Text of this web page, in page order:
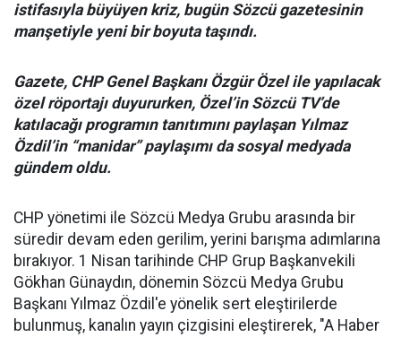
istifasıyla büyüyen kriz, bugün Sözcü gazetesinin
manşetiyle yeni bir boyuta taşındı.
Gazete, CHP Genel Başkanı Özgür Özel ile yapılacak
özel röportajı duyururken, Özel’in Sözcü TV’de
katılacağı programın tanıtımını paylaşan Yılmaz
Özdil’in “manidar” paylaşımı da sosyal medyada
gündem oldu.
CHP yönetimi ile Sözcü Medya Grubu arasında bir
süredir devam eden gerilim, yerini barışma adımlarına
bırakıyor. 1 Nisan tarihinde CHP Grup Başkanvekili
Gökhan Günaydın, dönemin Sözcü Medya Grubu
Başkanı Yılmaz Özdil'e yönelik sert eleştirilerde
bulunmuş, kanalın yayın çizgisini eleştirerek, "A Haber